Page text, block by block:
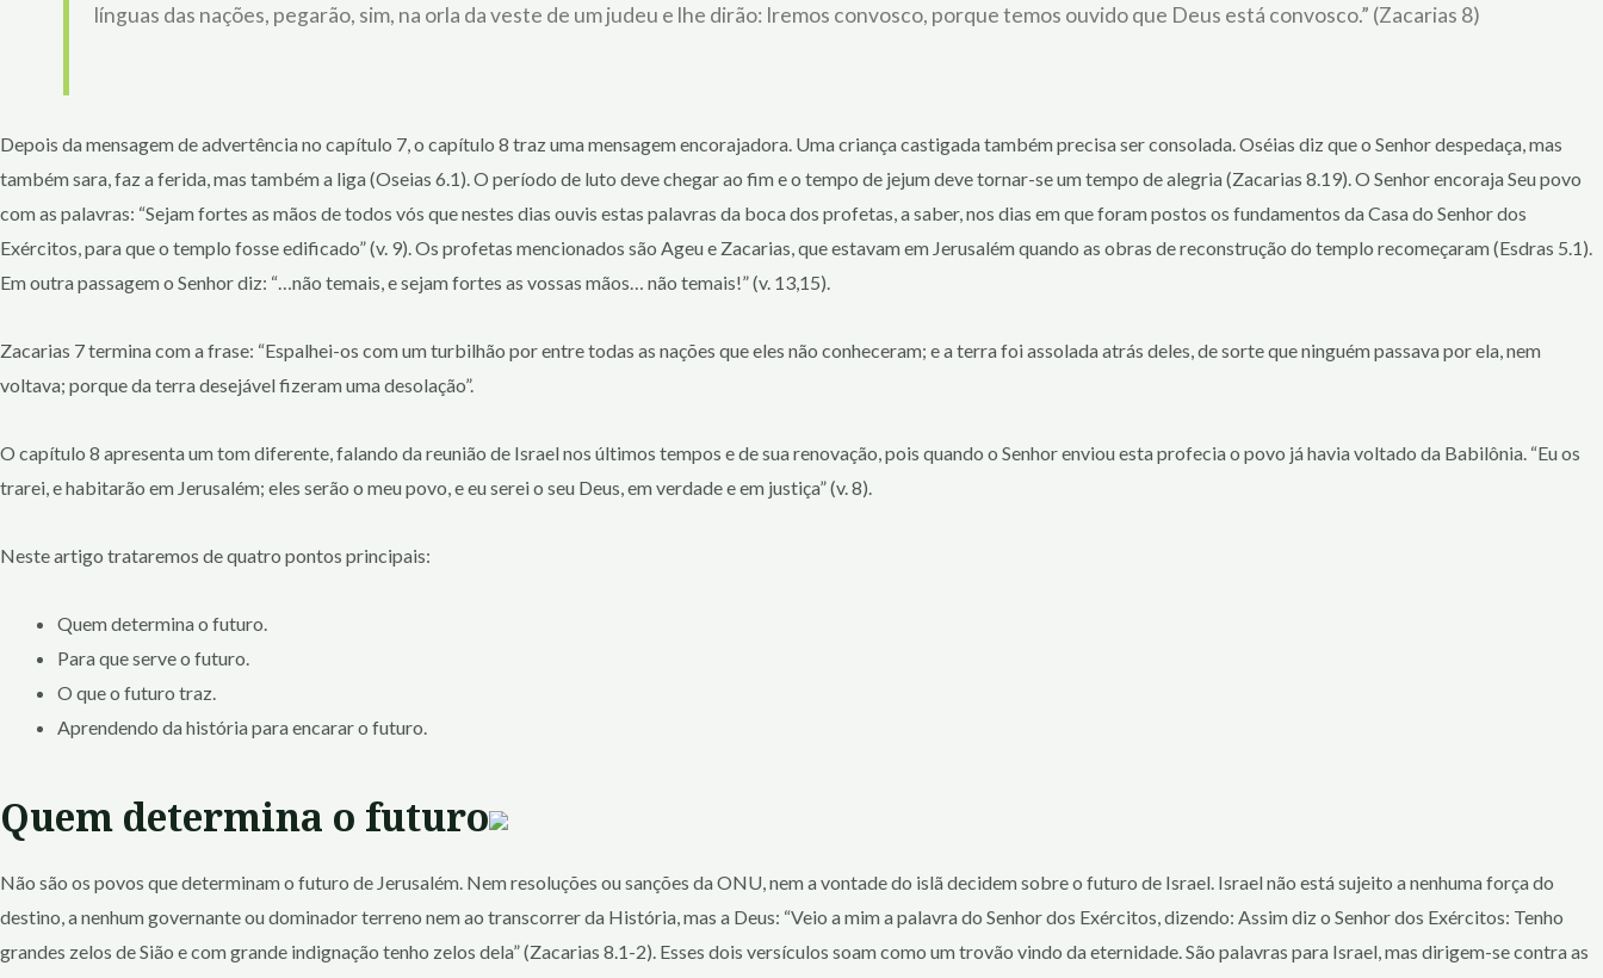
línguas das nações, pegarão, sim, na orla da veste de um judeu e lhe dirão: Iremos convosco, porque temos ouvido que Deus está convosco.” (Zacarias 8)
Depois da mensagem de advertência no capítulo 7, o capítulo 8 traz uma mensagem encorajadora. Uma criança castigada também precisa ser consolada. Oséias diz que o Senhor despedaça, mas
também sara, faz a ferida, mas também a liga (Oseias 6.1). O período de luto deve chegar ao fim e o tempo de jejum deve tornar-se um tempo de alegria (Zacarias 8.19). O Senhor encoraja Seu povo
com as palavras: “Sejam fortes as mãos de todos vós que nestes dias ouvis estas palavras da boca dos profetas, a saber, nos dias em que foram postos os fundamentos da Casa do Senhor dos
Exércitos, para que o templo fosse edificado” (v. 9). Os profetas mencionados são Ageu e Zacarias, que estavam em Jerusalém quando as obras de reconstrução do templo recomeçaram (Esdras 5.1).
Em outra passagem o Senhor diz: “…não temais, e sejam fortes as vossas mãos… não temais!” (v. 13,15).
Zacarias 7 termina com a frase: “Espalhei-os com um turbilhão por entre todas as nações que eles não conheceram; e a terra foi assolada atrás deles, de sorte que ninguém passava por ela, nem
voltava; porque da terra desejável fizeram uma desolação”.
O capítulo 8 apresenta um tom diferente, falando da reunião de Israel nos últimos tempos e de sua renovação, pois quando o Senhor enviou esta profecia o povo já havia voltado da Babilônia. “Eu os
trarei, e habitarão em Jerusalém; eles serão o meu povo, e eu serei o seu Deus, em verdade e em justiça” (v. 8).
Neste artigo trataremos de quatro pontos principais:
Quem determina o futuro.
Para que serve o futuro.
O que o futuro traz.
Aprendendo da história para encarar o futuro.
Quem determina o futuro
Não são os povos que determinam o futuro de Jerusalém. Nem resoluções ou sanções da ONU, nem a vontade do islã decidem sobre o futuro de Israel. Israel não está sujeito a nenhuma força do
destino, a nenhum governante ou dominador terreno nem ao transcorrer da História, mas a Deus: “Veio a mim a palavra do Senhor dos Exércitos, dizendo: Assim diz o Senhor dos Exércitos: Tenho
grandes zelos de Sião e com grande indignação tenho zelos dela” (Zacarias 8.1-2). Esses dois versículos soam como um trovão vindo da eternidade. São palavras para Israel, mas dirigem-se contra as